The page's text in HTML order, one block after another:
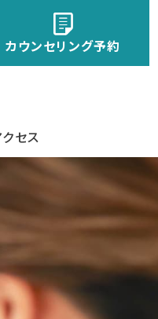
カウンセリング予約
セス